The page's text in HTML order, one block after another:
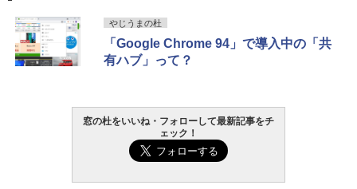
生成AIパスポート公式テキスト 第４版
￥1,766
AIイラスト表現辞典: 思い通りの絵を引き
出す プロンプトの言葉 AI画像生成シリー
ズ (はぴーイラストLabo)
Amazon Kindle Paperwhite (16GB) 7イ
週間持続バッテリー、広告なし、ブラッ
ク
Amazon Kindle - 目に優しい、かさばら
ない、大きな画面で読みやすい、6週間持
続バッテリー、6インチディスプレイ電子
やじうまの杜
「Google Chrome 94」で導入中の「共
有ハブ」って？
窓の杜をいいね・フォローして最新記事をチ
ェック！